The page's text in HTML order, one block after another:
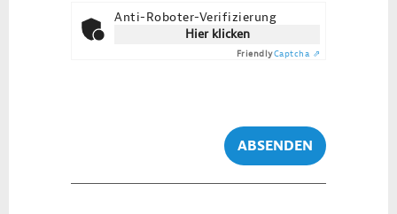
Anti-Roboter-Verifizierung
Hier klicken
FriendlyCaptcha ⇗
ABSENDEN